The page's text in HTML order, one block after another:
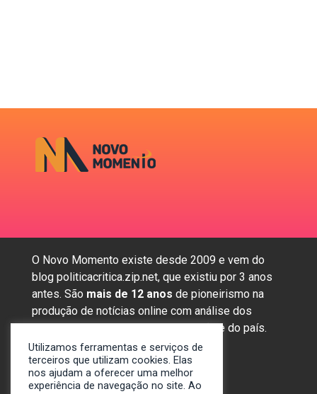
O Novo Momento existe desde 2009 e vem do
blog politicacritica.zip.net, que existiu por 3 anos
antes. São mais de 12 anos de pioneirismo na
produção de notícias online com análise dos
assuntos mais importantes da região e do país.
Sobre nós
Utilizamos ferramentas e serviços de
terceiros que utilizam cookies. Elas
nos ajudam a oferecer uma melhor
experiência de navegação no site. Ao